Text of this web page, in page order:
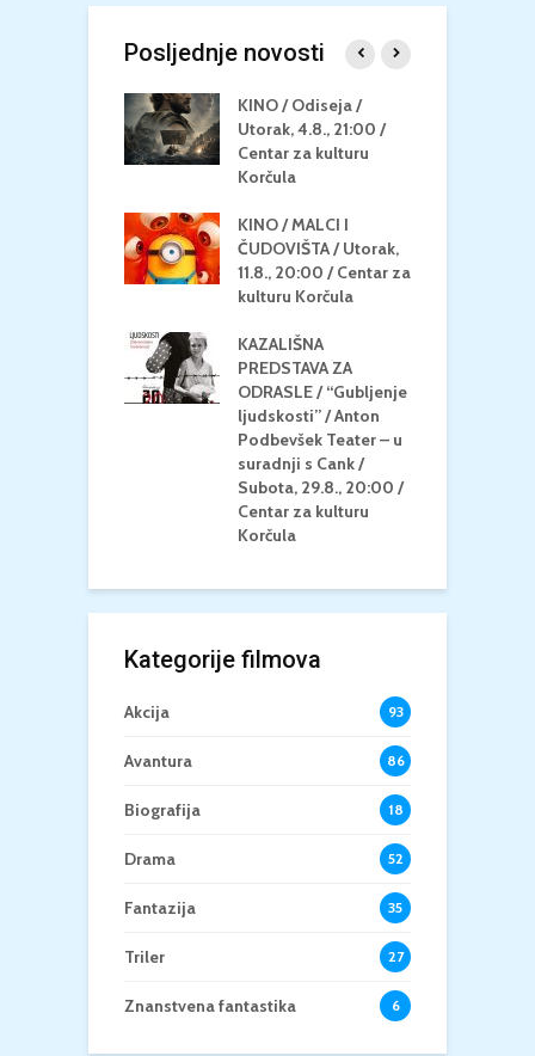
Posljednje novosti
KINO / Odiseja /
Utorak, 4.8., 21:00 /
Centar za kulturu
Korčula
KINO / MALCI I
ČUDOVIŠTA / Utorak,
11.8., 20:00 / Centar za
kulturu Korčula
KAZALIŠNA
PREDSTAVA ZA
ODRASLE / “Gubljenje
ljudskosti” / Anton
Podbevšek Teater – u
suradnji s Cank /
Subota, 29.8., 20:00 /
Centar za kulturu
Korčula
Kategorije filmova
Akcija 93
Avantura 86
Biografija 18
Drama 52
Fantazija 35
Triler 27
Znanstvena fantastika 6